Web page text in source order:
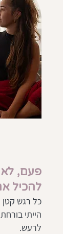
פעם, לא
להכיל
כל רגש קטן
הייתי
לרעש.